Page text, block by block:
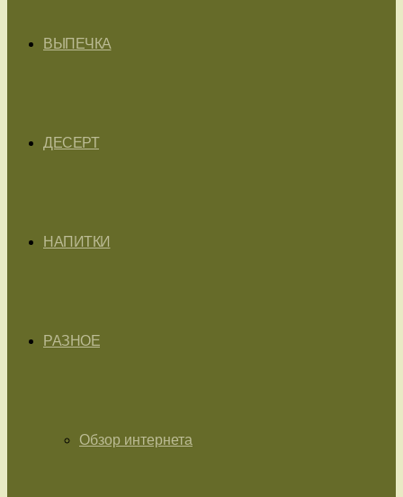
ВЫПЕЧКА
ДЕСЕРТ
НАПИТКИ
РАЗНОЕ
Обзор интернета